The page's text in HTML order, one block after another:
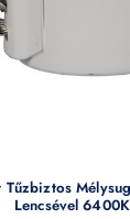
Tűzbiztos
Lencsével